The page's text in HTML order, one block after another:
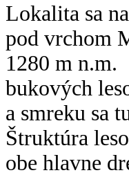
Lokalita sa
pod vrchom
1280 m n.m.
bukových
a smreku sa
Štruktúra
obe hlavne